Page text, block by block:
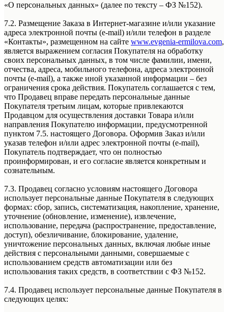
«О персональных данных» (далее по тексту – ФЗ №152).
7.2. Размещение Заказа в Интернет-магазине и/или указание
адреса электронной почты (e-mail) и/или телефон в разделе
«Контакты», размещенном на сайте www.evgenia-ermilova.com,
является выражением согласия Покупателя на обработку
своих персональных данных, в том числе фамилии, имени,
отчества, адреса, мобильного телефона, адреса электронной
почты (e-mail), а также иной указанной информации – без
ограничения срока действия. Покупатель соглашается с тем,
что Продавец вправе передать персональные данные
Покупателя третьим лицам, которые привлекаются
Продавцом для осуществления доставки Товара и/или
направления Покупателю информации, предусмотренной
пунктом 7.5. настоящего Договора. Оформив Заказ и/или
указав телефон и/или адрес электронной почты (e-mail),
Покупатель подтверждает, что он полностью
проинформирован, и его согласие является конкретным и
сознательным.
7.3. Продавец согласно условиям настоящего Договора
использует персональные данные Покупателя в следующих
формах: сбор, запись, систематизация, накопление, хранение,
уточнение (обновление, изменение), извлечение,
использование, передача (распространение, предоставление,
доступ), обезличивание, блокирование, удаление,
уничтожение персональных данных, включая любые иные
действия с персональными данными, совершаемые с
использованием средств автоматизации или без
использования таких средств, в соответствии с ФЗ №152.
7.4. Продавец использует персональные данные Покупателя в
следующих целях: